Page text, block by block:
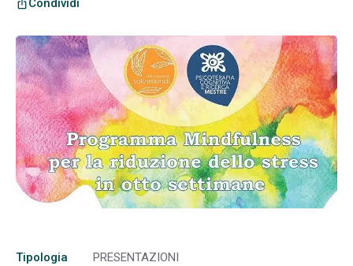
ios_shareCondividi
Tipologia PRESENTAZIONI